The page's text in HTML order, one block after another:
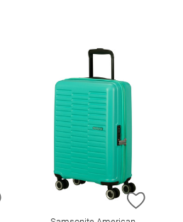
ZUR WUNSCHLISTE HINZUFÜGEN
ZUR